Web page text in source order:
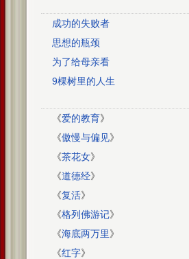
成功的失败者
思想的瓶颈
为了给母亲看
9棵树里的人生
《爱的教育》
《傲慢与偏见》
《茶花女》
《道德经》
《复活》
《格列佛游记》
《海底两万里》
《红字》